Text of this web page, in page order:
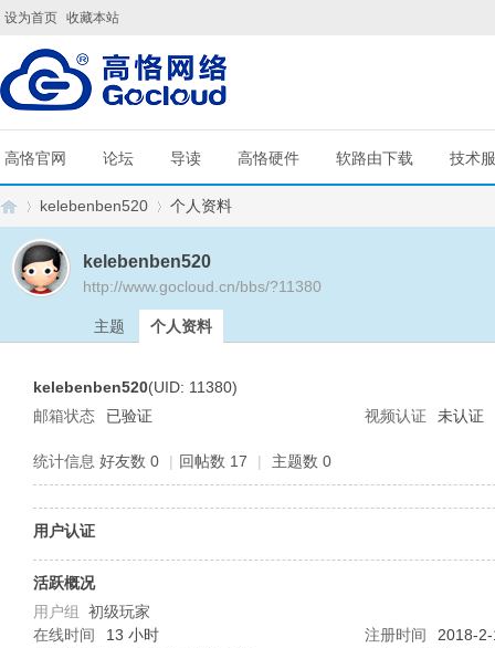
设为首页 收藏本站
高恪官网 论坛 导读 高恪硬件 软路由下载 技术
kelebenben520 个人资料
kelebenben520
http://www.gocloud.cn/bbs/?11380
主题 个人资料
kelebenben520(UID: 11380)
邮箱状态
已验证 视频认证 未认证
统计信息 好友数 0 | 回帖数 17 | 主题数 0
用户认证
活跃概况
用户组 初级玩家
在线时间
13 小时 注册时间
2018-